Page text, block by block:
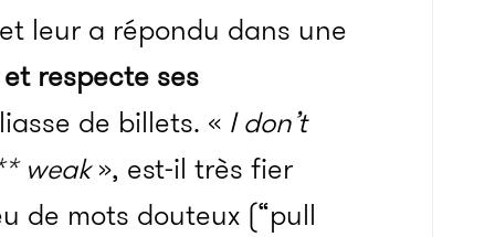
leur a répondu dans une
respecte ses
de billets. « I don’t
weak», est-il très fier
de mots douteux (“pull